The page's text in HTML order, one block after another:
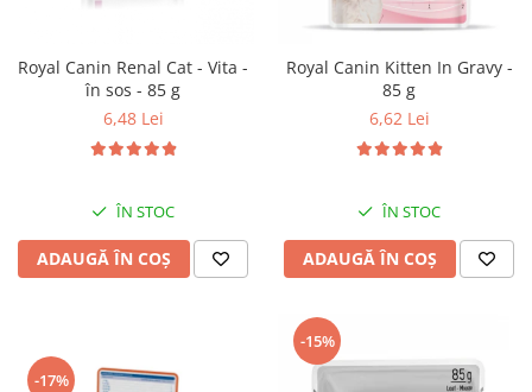
Royal Canin Renal Cat - Vita -
în sos - 85 g
6,48 Lei
ÎN STOC
ADAUGĂ ÎN COȘ
Royal Canin Kitten In Gravy -
85 g
6,62 Lei
ÎN STOC
ADAUGĂ ÎN COȘ
-17%
-15%